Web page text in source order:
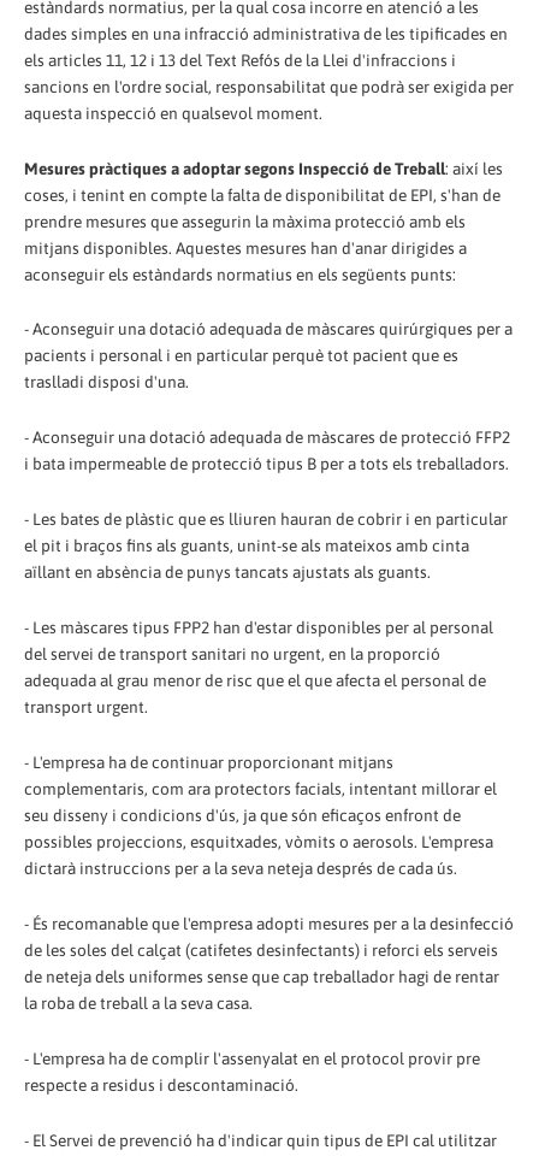
estàndards normatius, per la qual cosa incorre en atenció a les
dades simples en una infracció administrativa de les tipificades en
els articles 11, 12 i 13 del Text Refós de la Llei d'infraccions i
sancions en l'ordre social, responsabilitat que podrà ser exigida per
aquesta inspecció en qualsevol moment.
Mesures pràctiques a adoptar segons Inspecció de Treball: així les
coses, i tenint en compte la falta de disponibilitat de EPI, s'han de
prendre mesures que assegurin la màxima protecció amb els
mitjans disponibles. Aquestes mesures han d'anar dirigides a
aconseguir els estàndards normatius en els següents punts:
- Aconseguir una dotació adequada de màscares quirúrgiques per a
pacients i personal i en particular perquè tot pacient que es
traslladi disposi d'una.
- Aconseguir una dotació adequada de màscares de protecció FFP2
i bata impermeable de protecció tipus B per a tots els treballadors.
- Les bates de plàstic que es lliuren hauran de cobrir i en particular
el pit i braços fins als guants, unint-se als mateixos amb cinta
aïllant en absència de punys tancats ajustats als guants.
- Les màscares tipus FPP2 han d'estar disponibles per al personal
del servei de transport sanitari no urgent, en la proporció
adequada al grau menor de risc que el que afecta el personal de
transport urgent.
- L'empresa ha de continuar proporcionant mitjans
complementaris, com ara protectors facials, intentant millorar el
seu disseny i condicions d'ús, ja que són eficaços enfront de
possibles projeccions, esquitxades, vòmits o aerosols. L'empresa
dictarà instruccions per a la seva neteja després de cada ús.
- És recomanable que l'empresa adopti mesures per a la desinfecció
de les soles del calçat (catifetes desinfectants) i reforci els serveis
de neteja dels uniformes sense que cap treballador hagi de rentar
la roba de treball a la seva casa.
- L'empresa ha de complir l'assenyalat en el protocol provir pre
respecte a residus i descontaminació.
- El Servei de prevenció ha d'indicar quin tipus de EPI cal utilitzar